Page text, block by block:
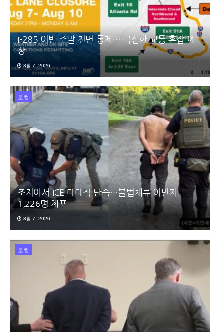
I-285 이번 주말 전면 통제… 극심한 교통 혼잡 예
상
8월 7, 2026
로컬
조지아서 ICE 대대적 단속…불법체류 이민자
1,226명 체포
8월 7, 2026
로컬